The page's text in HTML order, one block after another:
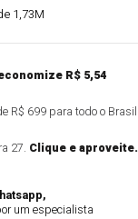
1,73M
R$ 5,54
R$ 699 para todo o Brasil
27. Clique e aproveite.
um especialista